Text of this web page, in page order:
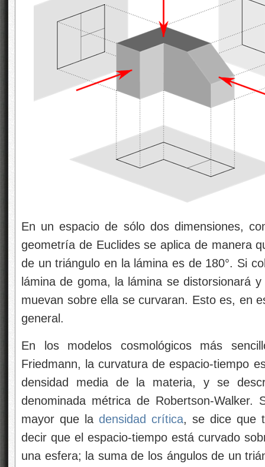
En un espacio de sólo dos dimensiones,
geometría de Euclides se aplica de manera
de un triángulo en la lámina es de 180°. Si
lámina de goma, la lámina se distorsionará
muevan sobre ella se curvaran. Esto es, en
general.
En los modelos cosmológicos más
Friedmann, la curvatura de espacio-tiempo
densidad media de la materia, y se
denominada métrica de Robertson-Walker.
mayor que la densidad crítica, se dice que
decir que el espacio-tiempo está curvado
una esfera; la suma de los ángulos de un